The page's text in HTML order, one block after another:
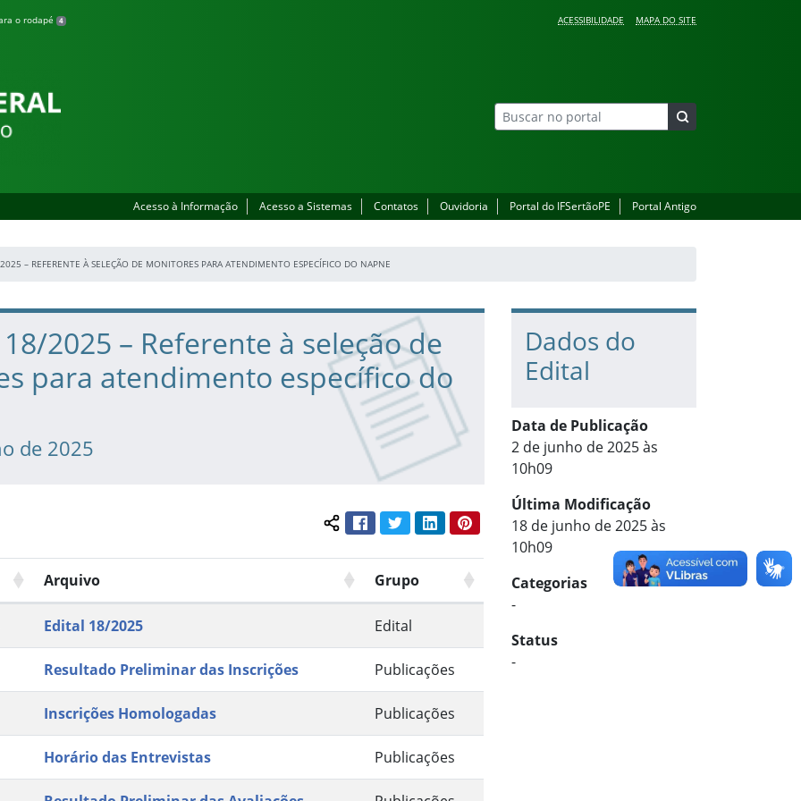
o rodapé 4 ACESSIBILIDADE MAPA DO SITE
Acesso à Informação Acesso a Sistemas Contatos Ouvidoria Portal do IFSertãoPE Portal Antigo
– REFERENTE À SELEÇÃO DE MONITORES PARA ATENDIMENTO ESPECÍFICO DO NAPNE
2025 – Referente à seleção de
para atendimento específico do
de 2025
Compartilhar conteúdo:
FacebookTwitterLinkedInPinterest
Arquivo Grupo
Edital 18/2025 Edital
Resultado Preliminar das Inscrições Publicações
Inscrições Homologadas Publicações
Horário das Entrevistas Publicações
Dados do
Edital
Data de Publicação
2 de junho de 2025 às
10h09
Última Modificação
18 de junho de 2025 às
10h09
Categorias
-
Status
-